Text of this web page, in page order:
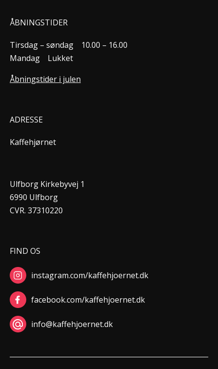
ÅBNINGSTIDER
Tirsdag – søndag
10.00 – 16.00
Mandag
Lukket
Åbningstider i julen
ADRESSE
Kaffehjørnet
Ulfborg Kirkebyvej 1
6990 Ulfborg
CVR. 37310220
FIND OS
instagram.com/kaffehjoernet.dk
facebook.com/kaffehjoernet.dk
info@kaffehjoernet.dk